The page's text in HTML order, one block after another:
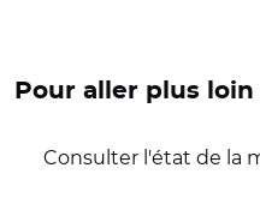
Pour aller plus loin
Consulter l'état de la